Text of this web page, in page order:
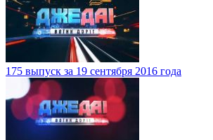
175 выпуск за 19 сентября 2016 года